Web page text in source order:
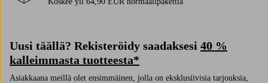
Uusi täällä? Rekisteröidy saadaksesi 40 %
kalleimmasta tuotteesta*
Asiakkaana meillä olet ensimmäinen, jolla on eksklusiivisia tarjouksia,